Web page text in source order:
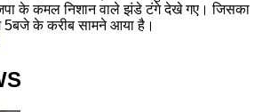
के कमल निशान वाले झंडे टंगे देखे गए। जिसका
5बजे के करीब सामने आया है।